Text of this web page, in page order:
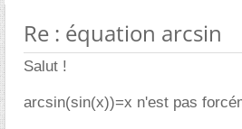
Re : équation arcsin
Salut !
arcsin(sin(x))=x n'est pas